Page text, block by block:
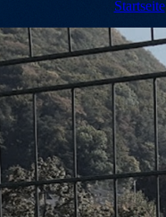
Startseite